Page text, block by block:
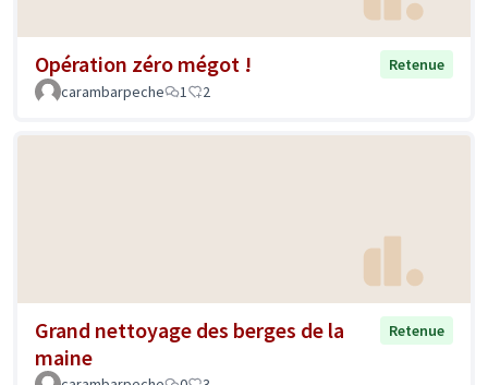
Opération zéro mégot !
Retenue
carambarpeche
1 2
Grand nettoyage des berges de la
maine
Retenue